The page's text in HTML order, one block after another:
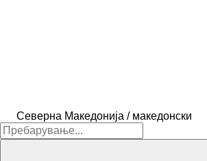
Северна Македонија / македонски